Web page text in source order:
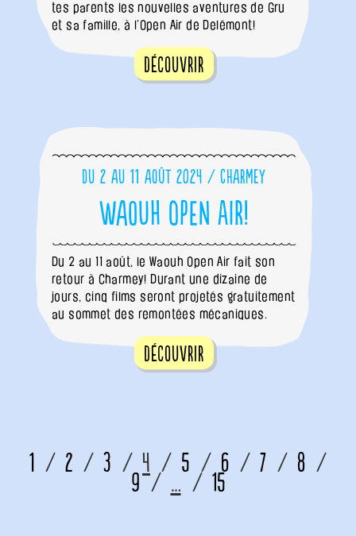
tes parents les nouvelles aventures de Gru
et sa famille, à l’Open Air de Delémont!
Découvrir
Du 2 au 11 août 2024 / Charmey
Waouh Open Air!
Du 2 au 11 août, le Waouh Open Air fait son
retour à Charmey! Durant une dizaine de
jours, cinq films seront projetés gratuitement
au sommet des remontées mécaniques.
Découvrir
1 2 3 4 5 6 7 8
9 … 15